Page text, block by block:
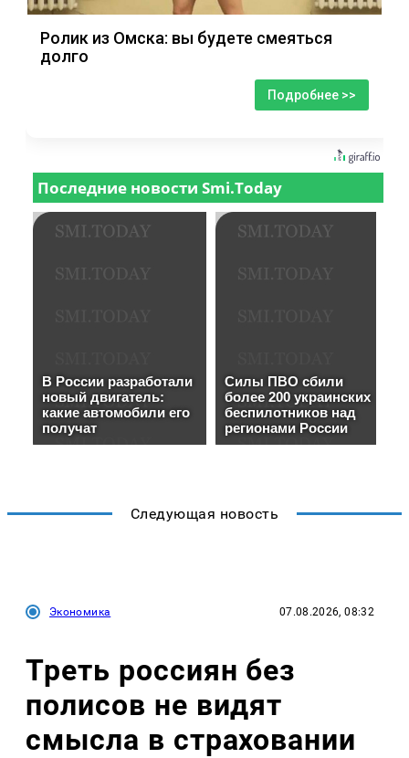
Ролик из Омска: вы будете смеяться
долго
Подробнее >>
Следующая новость
Экономика 07.08.2026, 08:32
Треть россиян без
полисов не видят
смысла в страховании